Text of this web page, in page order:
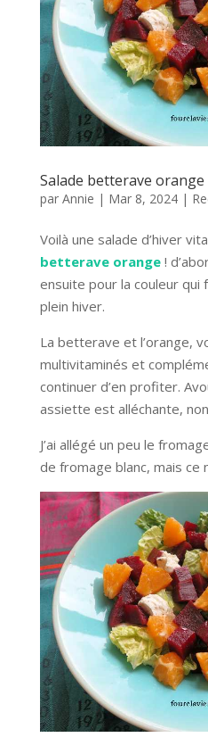
Salade betterave
par Annie | Mar 8, 2024|
Voilà une salade d’hiver
betterave orange!
ensuite pour la couleur qui
plein hiver.
La betterave et l’orange,
multivitaminés et
continuer d’en profiter.
assiette est alléchante,
J’ai allégé un peu le
de fromage blanc, mais ce